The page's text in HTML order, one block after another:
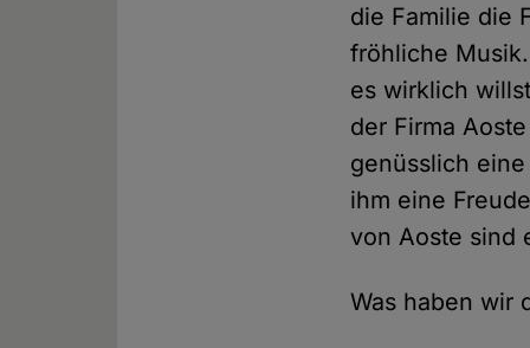
die Familie die
fröhliche
es wirklich
der Firma
genüsslich
ihm eine
von Aoste sind
Was haben wir